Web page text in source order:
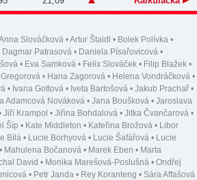
Slováčková •Artur Štaidl • Bolek Polívka •
Dagmar Patrasová • Daniela Písařovicová •
• Eva Samková • Felix Slováček • Filip Blažek •
• Hana Zagorová • Helena Vondráčková •
• Ivana Gottová • Iveta Bartošová • Jakub Prachař •
Adamcová Nováková • Jana Boušková • Jaroslava
Jiří Krampol • Jiřina Bohdalová • Jitka Čvančarová •
Šíp • Kate Middleton • Kateřina Brožová • Libor
Bílá • Lucie Borhyová • Lucie Šafářová • Lucie
• Mahulena Bočanová • Marek Eben • Marta
David • Monika Marešová-Poslušná • Ondřej
• Petr Janda • Rey Koranteng • Sára Affašová